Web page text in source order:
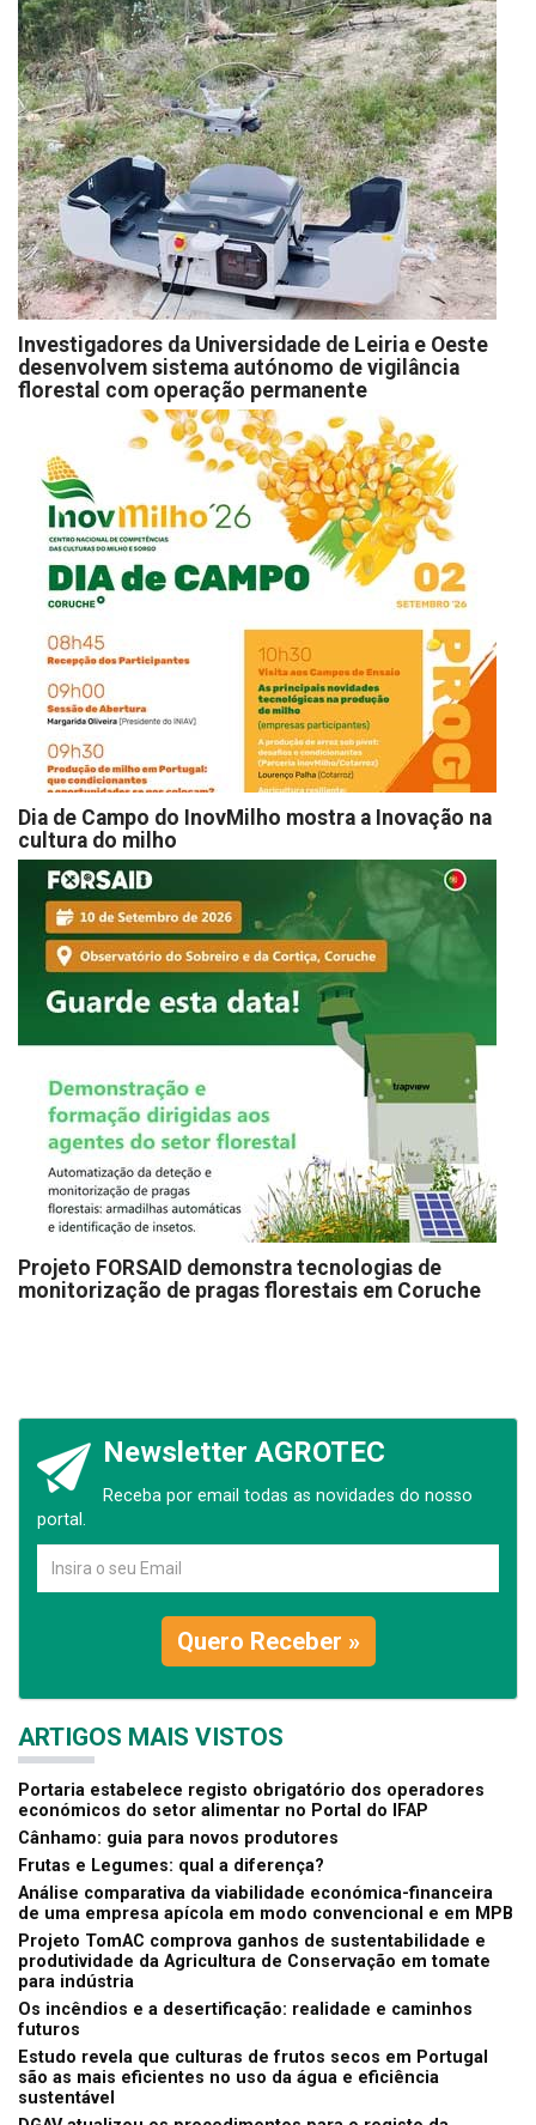
Investigadores da Universidade de Leiria e Oeste
desenvolvem sistema autónomo de vigilância
florestal com operação permanente
Dia de Campo do InovMilho mostra a Inovação na
cultura do milho
Projeto FORSAID demonstra tecnologias de
monitorização de pragas florestais em Coruche
Newsletter AGROTEC
Receba por email todas as novidades do nosso
portal.
Quero Receber »
ARTIGOS MAIS VISTOS
Portaria estabelece registo obrigatório dos operadores
económicos do setor alimentar no Portal do IFAP
Cânhamo: guia para novos produtores
Frutas e Legumes: qual a diferença?
Análise comparativa da viabilidade económica-financeira
de uma empresa apícola em modo convencional e em MPB
Projeto TomAC comprova ganhos de sustentabilidade e
produtividade da Agricultura de Conservação em tomate
para indústria
Os incêndios e a desertificação: realidade e caminhos
futuros
Estudo revela que culturas de frutos secos em Portugal
são as mais eficientes no uso da água e eficiência
sustentável